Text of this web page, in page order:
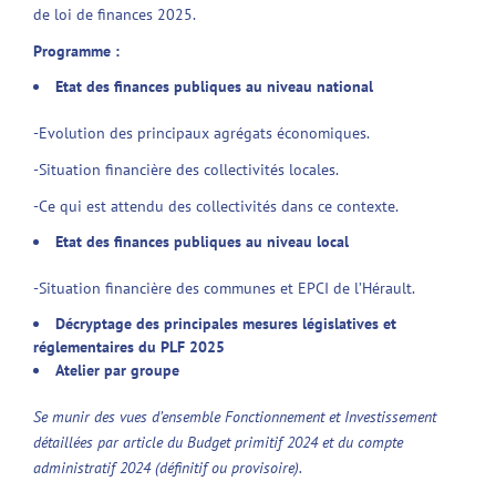
de loi de finances 2025.
Programme :
Etat des finances publiques au niveau national
-Evolution des principaux agrégats économiques.
-Situation financière des collectivités locales.
-Ce qui est attendu des collectivités dans ce contexte.
Etat des finances publiques au niveau local
-Situation financière des communes et EPCI de l’Hérault.
Décryptage des principales mesures législatives et
réglementaires du PLF 2025
Atelier par groupe
Se munir des vues d’ensemble Fonctionnement et Investissement
détaillées par article du Budget primitif 2024 et du compte
administratif 2024 (définitif ou provisoire).